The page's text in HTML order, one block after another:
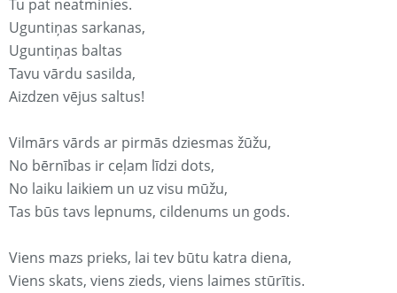
Tu pat neatminies.
Uguntiņas sarkanas,
Uguntiņas baltas
Tavu vārdu sasilda,
Aizdzen vējus saltus!
Vilmārs vārds ar pirmās dziesmas žūžu,
No bērnības ir ceļam līdzi dots,
No laiku laikiem un uz visu mūžu,
Tas būs tavs lepnums, cildenums un gods.
Viens mazs prieks, lai tev būtu katra diena,
Viens skats, viens zieds, viens laimes stūrītis.